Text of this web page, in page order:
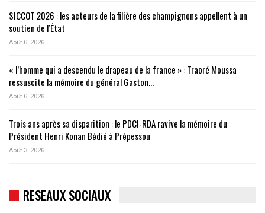
SICCOT 2026 : les acteurs de la filière des champignons appellent à un
soutien de l’État
Août 6, 2026
« l’homme qui a descendu le drapeau de la france » : Traoré Moussa
ressuscite la mémoire du général Gaston…
Août 6, 2026
Trois ans après sa disparition : le PDCI-RDA ravive la mémoire du
Président Henri Konan Bédié à Prépessou
Août 3, 2026
RESEAUX SOCIAUX